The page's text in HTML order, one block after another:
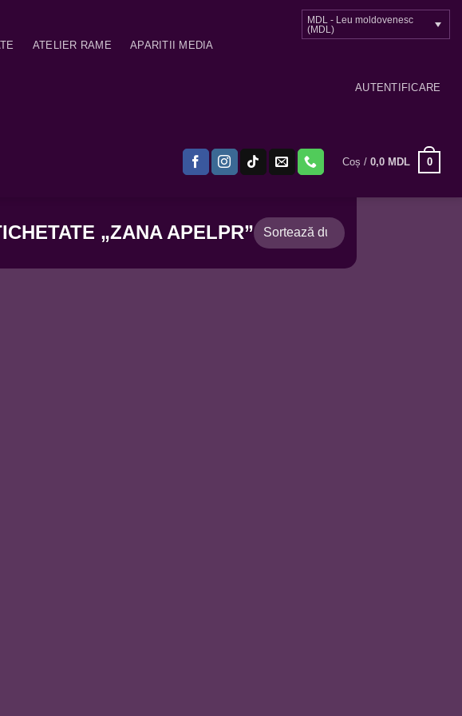
ATELIER RAME APARITII MEDIA
MDL - Leu moldovenesc
(MDL)
AUTENTIFICARE
Coș /0,0 MDL 0
„ZANA APELPR”